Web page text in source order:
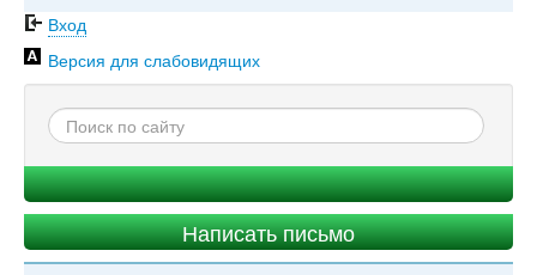
Вход
Версия для слабовидящих
Написать письмо